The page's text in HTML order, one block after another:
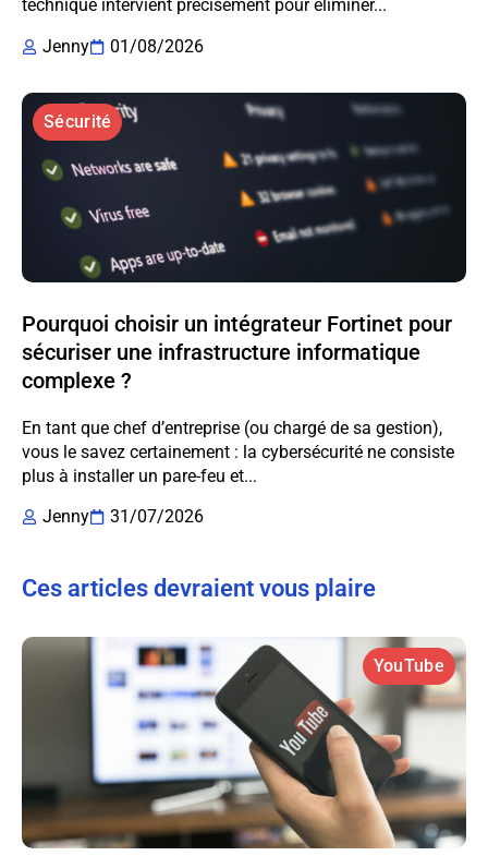
technique intervient précisément pour éliminer...
Jenny
01/08/2026
Sécurité
Pourquoi choisir un intégrateur Fortinet pour
sécuriser une infrastructure informatique
complexe ?
En tant que chef d’entreprise (ou chargé de sa gestion),
vous le savez certainement : la cybersécurité ne consiste
plus à installer un pare-feu et...
Jenny
31/07/2026
Ces articles devraient vous plaire
YouTube